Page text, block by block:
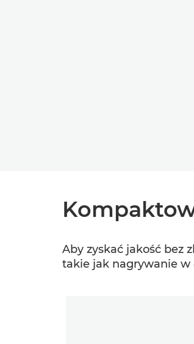
Aby zyskać jakość bez
takie jak nagrywanie w